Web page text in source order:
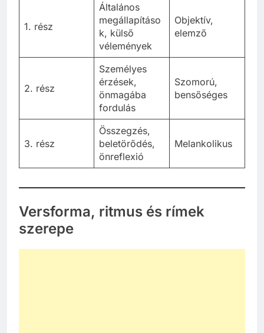
1. rész
Általános
megállapításo
k, külső
vélemények
Objektív,
elemző
2. rész
Személyes
érzések,
önmagába
fordulás
Szomorú,
bensőséges
3. rész
Összegzés,
beletörődés,
önreflexió
Melankolikus
Versforma, ritmus és rímek
szerepe